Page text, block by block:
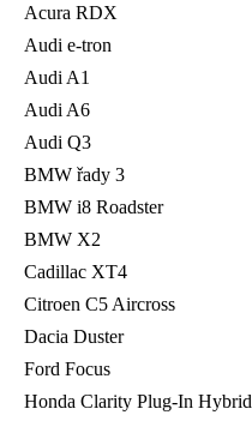
Acura RDX
Audi e-tron
Audi A1
Audi A6
Audi Q3
BMW řady 3
BMW i8 Roadster
BMW X2
Cadillac XT4
Citroen C5 Aircross
Dacia Duster
Ford Focus
Honda Clarity Plug-In Hybrid